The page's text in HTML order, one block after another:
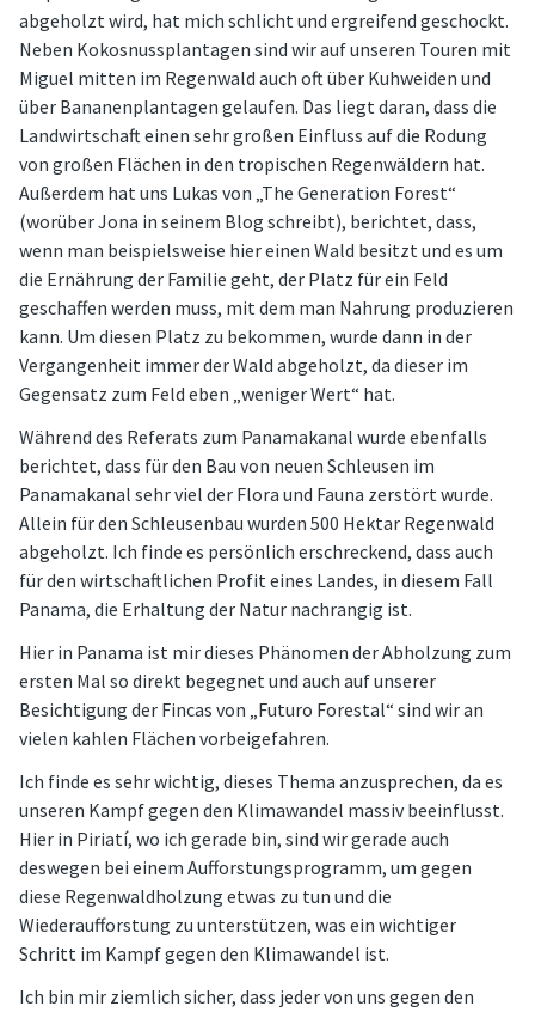
abgeholzt wird, hat mich schlicht und ergreifend geschockt.
Neben Kokosnussplantagen sind wir auf unseren Touren mit
Miguel mitten im Regenwald auch oft über Kuhweiden und
über Bananenplantagen gelaufen. Das liegt daran, dass die
Landwirtschaft einen sehr großen Einfluss auf die Rodung
von großen Flächen in den tropischen Regenwäldern hat.
Außerdem hat uns Lukas von „The Generation Forest“
(worüber Jona in seinem Blog schreibt), berichtet, dass,
wenn man beispielsweise hier einen Wald besitzt und es um
die Ernährung der Familie geht, der Platz für ein Feld
geschaffen werden muss, mit dem man Nahrung produzieren
kann. Um diesen Platz zu bekommen, wurde dann in der
Vergangenheit immer der Wald abgeholzt, da dieser im
Gegensatz zum Feld eben „weniger Wert“ hat.
Während des Referats zum Panamakanal wurde ebenfalls
berichtet, dass für den Bau von neuen Schleusen im
Panamakanal sehr viel der Flora und Fauna zerstört wurde.
Allein für den Schleusenbau wurden 500 Hektar Regenwald
abgeholzt. Ich finde es persönlich erschreckend, dass auch
für den wirtschaftlichen Profit eines Landes, in diesem Fall
Panama, die Erhaltung der Natur nachrangig ist.
Hier in Panama ist mir dieses Phänomen der Abholzung zum
ersten Mal so direkt begegnet und auch auf unserer
Besichtigung der Fincas von „Futuro Forestal“ sind wir an
vielen kahlen Flächen vorbeigefahren.
Ich finde es sehr wichtig, dieses Thema anzusprechen, da es
unseren Kampf gegen den Klimawandel massiv beeinflusst.
Hier in Piriatí, wo ich gerade bin, sind wir gerade auch
deswegen bei einem Aufforstungsprogramm, um gegen
diese Regenwaldholzung etwas zu tun und die
Wiederaufforstung zu unterstützen, was ein wichtiger
Schritt im Kampf gegen den Klimawandel ist.
Ich bin mir ziemlich sicher, dass jeder von uns gegen den